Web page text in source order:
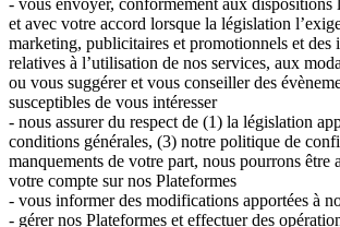
- vous envoyer, conformément aux dispositions
et avec votre accord lorsque la législation
marketing, publicitaires et promotionnels et des
relatives à l’utilisation de nos services, aux
ou vous suggérer et vous conseiller des
susceptibles de vous intéresser
- nous assurer du respect de (1) la législation
conditions générales, (3) notre politique de
manquements de votre part, nous pourrons être
votre compte sur nos Plateformes
- vous informer des modifications apportées à
- gérer nos Plateformes et effectuer des